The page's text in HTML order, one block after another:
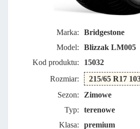
Marka:
Bridgestone
Model:
Blizzak LM005
Kod produktu:
15032
Rozmiar:
Sezon:
Zimowe
Typ:
terenowe
Klasa:
premium